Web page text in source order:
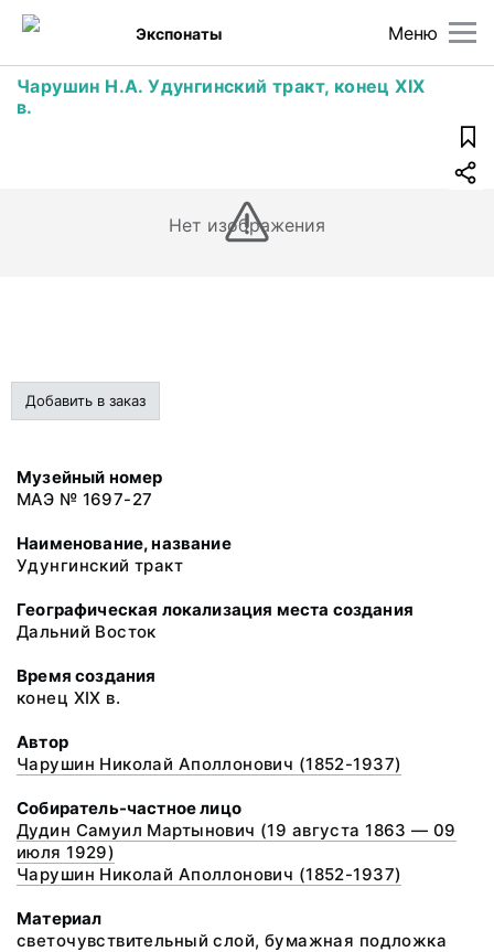
Меню
Экспонаты
Чарушин Н.А. Удунгинский тракт, конец XIX
в.
Нет изображения
Добавить в заказ
Музейный номер
МАЭ № 1697-27
Наименование, название
Удунгинский тракт
Географическая локализация места создания
Дальний Восток
Время создания
конец XIX в.
Автор
Чарушин Николай Аполлонович (1852-1937)
Собиратель-частное лицо
Дудин Самуил Мартынович (19 августа 1863 — 09
июля 1929)
Чарушин Николай Аполлонович (1852-1937)
Материал
светочувствительный слой, бумажная подложка